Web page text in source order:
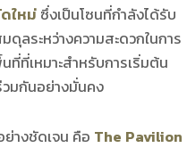
ใหม่ ซึ่งเป็นโซนที่กำลังได้รับ
ดุลระหว่างความสะดวกในการ
ที่เหมาะสำหรับการเริ่มต้น
มกันอย่างมั่นคง
างชัดเจน คือ The Pavilion